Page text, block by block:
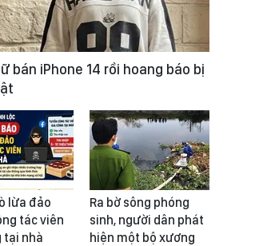
bán iPhone 14 rồi hoang báo bị
lừa đảo
tác viên
tại nhà
Ra bờ sông phóng
sinh, người dân phát
hiện một bộ xương